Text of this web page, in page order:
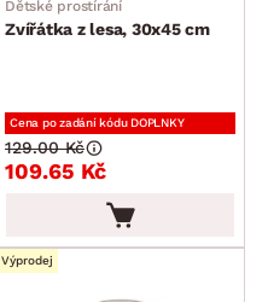
Dětské prostírání
Zvířátka z lesa, 30x45 cm
Cena po zadání kódu DOPLNKY
109.65 Kč
129.00 Kč
Výprodej